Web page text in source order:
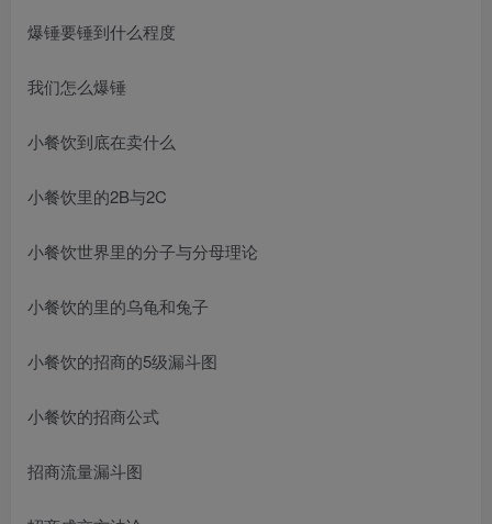
爆锤要锤到什么程度
我们怎么爆锤
小餐饮到底在卖什么
小餐饮里的2B与2C
小餐饮世界里的分子与分母理论
小餐饮的里的乌龟和兔子
小餐饮的招商的5级漏斗图
小餐饮的招商公式
招商流量漏斗图